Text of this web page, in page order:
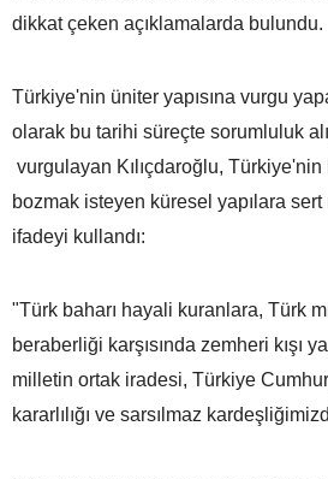
dikkat çeken açıklamalarda bulundu.
Türkiye'nin üniter yapısına vurgu
olarak bu tarihi süreçte sorumluluk
vurgulayan Kılıçdaroğlu,
bozmak isteyen küresel yapılara
ifadeyi kullandı:
"Türk baharı hayali kuranlara, Türk
beraberliği karşısında zemheri kışı
milletin ortak iradesi, Türkiye
kararlılığı ve sarsılmaz